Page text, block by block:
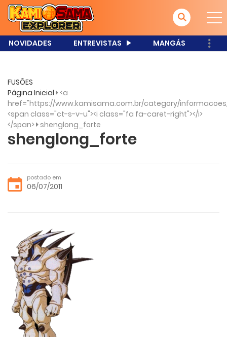
NOVIDADES ENTREVISTAS MANGÁS
FUSÕES
Página Inicial <a
href="https://www.kamisama.com.br/category/informacoes/
<span class="ct-s-v-u"><i class="fa fa-caret-right"></i>
</span> shenglong_forte
shenglong_forte
postado em
06/07/2011